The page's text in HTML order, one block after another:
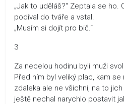
„Jak to uděláš?“ Zeptala se ho.
podíval do tváře a vstal.
„Musím si dojít pro bič.“
3
Za necelou hodinu byli muži
Před ním byl veliký plac, kam se
zdaleka ale ne všichni, na to
ještě nechal narychlo postavit